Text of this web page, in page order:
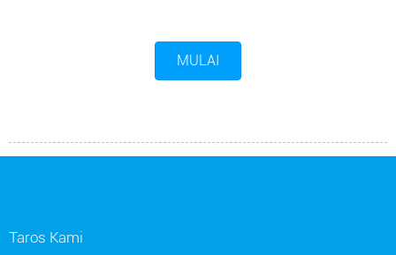
MULAI
Taros Kami